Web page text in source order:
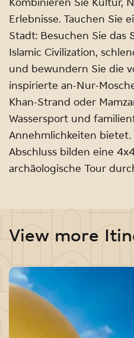
Kombinieren Sie Kultur,
Erlebnisse. Tauchen Sie
Stadt: Besuchen Sie das
Islamic Civilization,
und bewundern Sie die
inspirierte an-Nur-
Khan-Strand oder
Wassersport und
Annehmlichkeiten
Abschluss bilden eine
archäologische Tour
View more